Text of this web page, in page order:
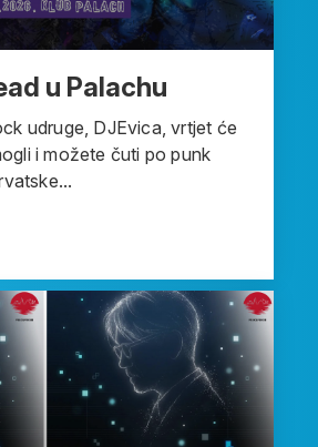
u Palachu
udruge, DJEvica, vrtjet će
i možete čuti po punk